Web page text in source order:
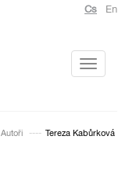
Cs En
Toggle
Autoři Tereza Kabůrková